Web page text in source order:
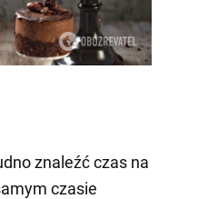
znaleźć czas na
czasie